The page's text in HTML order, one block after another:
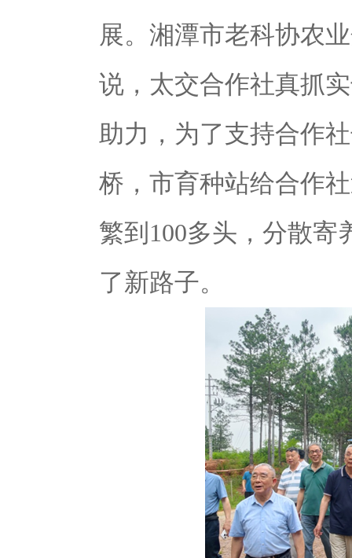
展。湘潭市老科协农
说，太交合作社真抓
助力，为了支持合作
桥，市育种站给合作
繁到 100多头，分散寄
了新路子。